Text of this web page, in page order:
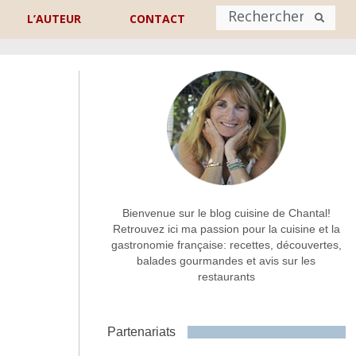
L’AUTEUR CONTACT
Nom
Commentaire ou message *
Bienvenue sur le blog cuisine de Chantal!
Retrouvez ici ma passion pour la cuisine et la
gastronomie française: recettes, découvertes,
balades gourmandes et avis sur les
restaurants
Partenariats